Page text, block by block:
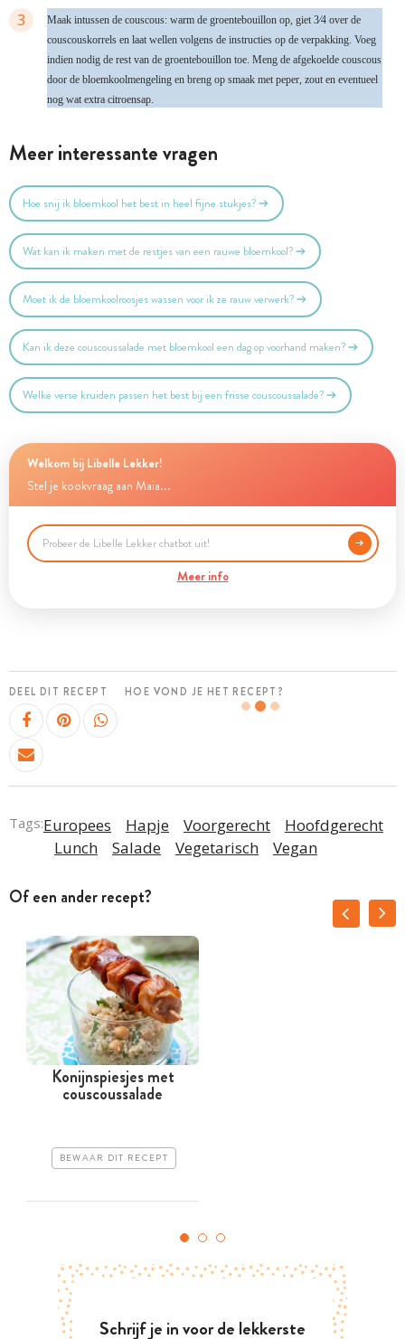
3
Maak intussen de couscous: warm de groentebouillon op, giet 3⁄4 over de
couscouskorrels en laat wellen volgens de instructies op de verpakking. Voeg
indien nodig de rest van de groentebouillon toe. Meng de afgekoelde couscous
door de bloemkoolmengeling en breng op smaak met peper, zout en eventueel
nog wat extra citroensap.
Meer interessante vragen
Hoe snij ik bloemkool het best in heel fijne stukjes?
Wat kan ik maken met de restjes van een rauwe bloemkool?
Moet ik de bloemkoolroosjes wassen voor ik ze rauw verwerk?
Kan ik deze couscoussalade met bloemkool een dag op voorhand maken?
Welke verse kruiden passen het best bij een frisse couscoussalade?
Welkom bij Libelle Lekker!
Stel je kookvraag aan Maia...
Meer info
DEEL DIT RECEPT HOE VOND JE HET RECEPT?
Tags:Europees Hapje Voorgerecht
Hoofdgerecht
Lunch
Salade Vegetarisch Vegan
Of een ander recept?
Konijnspiesjes met
couscoussalade
BEWAAR DIT RECEPT
Schrijf je in voor de lekkerste